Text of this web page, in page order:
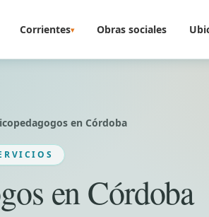
Corrientes▾ Obras sociales
en Córdoba
en Córdoba